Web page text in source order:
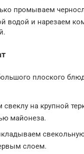
промываем
водой и нарезаем
плоского
свеклу на крупной
майонеза.
слоем.